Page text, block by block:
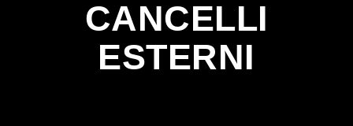
CANCELLI
ESTERNI